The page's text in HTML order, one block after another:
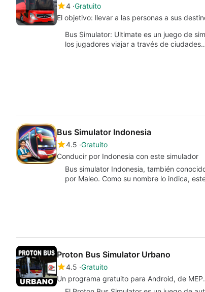
4 Gratuito
El objetivo: llevar a las personas a sus
Bus Simulator: Ultimate es un juego de
los jugadores viajar a través de
Bus Simulator Indonesia
4.5 Gratuito
Conducir por Indonesia con este simulador
Bus simulator Indonesia, también
por Maleo. Como su nombre lo indica,
Proton Bus Simulator Urbano
4.5 Gratuito
Un programa gratuito para Android, de MEP.